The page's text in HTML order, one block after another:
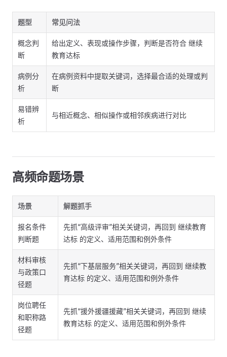
题型 常见问法
概念判
断
给出定义、表现或操作步骤，判断是否符合 继续
教育达标
病例分
析
在病例资料中提取关键词，选择最合适的处理或判
断
易错辨
析
与相近概念、相似操作或相邻疾病进行对比
高频命题场景
场景 解题抓手
报名条件
判断题
先抓“高级评审”相关关键词，再回到 继续教育
达标 的定义、适用范围和例外条件
材料审核
与政策口
径题
先抓“下基层服务”相关关键词，再回到 继续教
育达标 的定义、适用范围和例外条件
岗位聘任
和职称路
径题
先抓“援外援疆援藏”相关关键词，再回到 继续
教育达标 的定义、适用范围和例外条件